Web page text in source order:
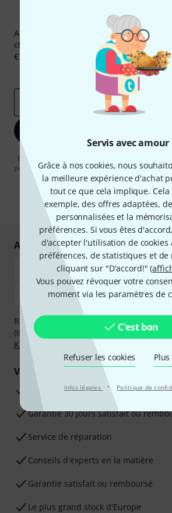
Servis avec amour
Grâce à nos cookies, nous
la meilleure expérience d'achat
tout ce que cela implique.
exemple, des offres adaptées,
personnalisées et la
préférences. Si vous êtes
d'accepter l'utilisation de cookies
préférences, de statistiques et de
cliquant sur "D'accord!" (
Vous pouvez révoquer votre
moment via les paramètres de
C'est bon
Refuser les cookies Plus
Infos légales · Politique de
Newsletters
Abonnez-vous à la newsletter
chance, gagnez l'un des 50 bons
€ chacun!
Articles inspirants
Deals
En cliquant sur "S'inscrire maintenant", vous
publicités par e-mail. La désinscription est
pouvez trouver plus d'informations à ce sujet
confidentialité
* Requis
Achetez et payez en toute
Réglez de manière sûre et sécurisée par
(IBAN/BIC), PayPal, Amazon Pay, Klarna
Klarna Payer en 3 fois
Vos avantages
Ga­ran­tie Thomann 3 ans
Garantie 30 jours satisfait ou
Service de réparation
Conseils d'experts en la matière
Garantie satisfait ou remboursé
Le plus grand stock d'Europe